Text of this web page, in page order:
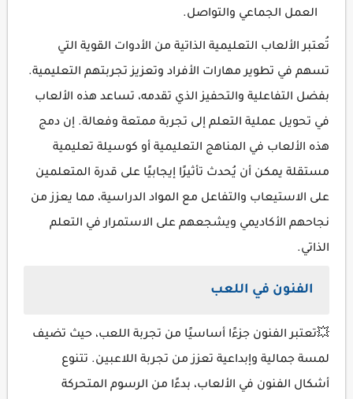
العمل الجماعي والتواصل.
تُعتبر الألعاب التعليمية الذاتية من الأدوات القوية التي
تسهم في تطوير مهارات الأفراد وتعزيز تجربتهم التعليمية.
بفضل التفاعلية والتحفيز الذي تقدمه، تساعد هذه الألعاب
في تحويل عملية التعلم إلى تجربة ممتعة وفعالة. إن دمج
هذه الألعاب في المناهج التعليمية أو كوسيلة تعليمية
مستقلة يمكن أن يُحدث تأثيرًا إيجابيًا على قدرة المتعلمين
على الاستيعاب والتفاعل مع المواد الدراسية، مما يعزز من
نجاحهم الأكاديمي ويشجعهم على الاستمرار في التعلم
الذاتي.
الفنون في اللعب
💥تعتبر الفنون جزءًا أساسيًا من تجربة اللعب، حيث تضيف
لمسة جمالية وإبداعية تعزز من تجربة اللاعبين. تتنوع
أشكال الفنون في الألعاب، بدءًا من الرسوم المتحركة